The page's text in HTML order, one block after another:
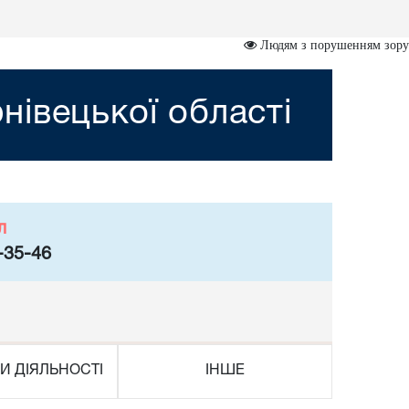
Людям з порушенням зору
області
35-46
ДІЯЛЬНОСТІ ІНШЕ